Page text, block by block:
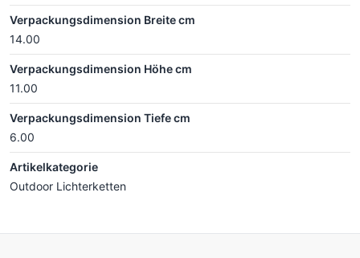
Verpackungsdimension Breite cm
14.00
Verpackungsdimension Höhe cm
11.00
Verpackungsdimension Tiefe cm
6.00
Artikelkategorie
Outdoor Lichterketten